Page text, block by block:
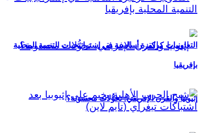
إثيوبيا والقرن الإفريقي: تحوُّلات محسوبة؟
التعاونيات كركيزة أساسية في إستراتيجيات التنمية المحلية
بإفريقيا